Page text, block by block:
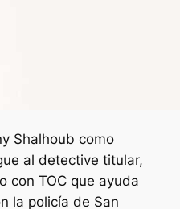
Shalhoub como
al detective titular,
con TOC que ayuda
la policía de San